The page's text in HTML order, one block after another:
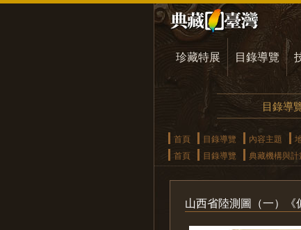
珍藏特展 目錄導覽
目錄導
首頁 目錄導覽 內容主題
首頁
目錄導覽 典藏機構與計
山西省陸測圖（一）《